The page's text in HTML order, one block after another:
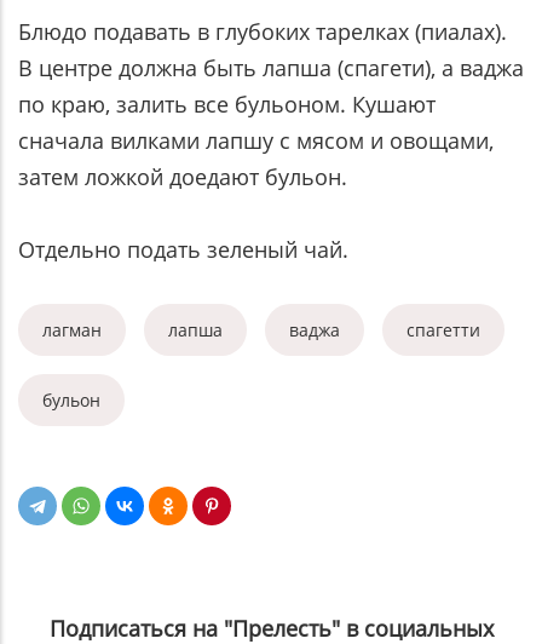
Блюдо подавать в глубоких тарелках (пиалах).
В центре должна быть лапша (спагети), а ваджа
по краю, залить все бульоном. Кушают
сначала вилками лапшу с мясом и овощами,
затем ложкой доедают бульон.
Отдельно подать зеленый чай.
лагман лапша ваджа спагетти
бульон
Подписаться на "Прелесть" в социальных